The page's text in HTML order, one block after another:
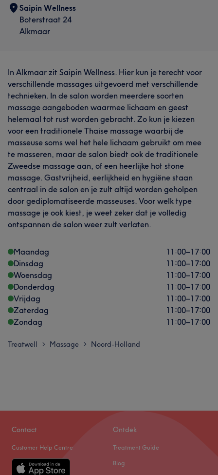
Saipin Wellness
Boterstraat 24
Alkmaar
In Alkmaar zit Saipin Wellness. Hier kun je terecht voor
verschillende massages uitgevoerd met verschillende
technieken. In de salon worden meerdere soorten
massage aangeboden waarmee lichaam en geest
helemaal tot rust worden gebracht. Zo kun je kiezen
voor een traditionele Thaise massage waarbij de
masseuse soms wel het hele lichaam gebruikt om mee
te masseren, maar de salon biedt ook de traditionele
Zweedse massage aan, of een heerlijke hot stone
massage. Gastvrijheid, eerlijkheid en hygiëne staan
centraal in de salon en je zult altijd worden geholpen
door gediplomatiseerde masseuses. Voor welk type
massage je ook kiest, je weet zeker dat je volledig
ontspannen de salon weer zult verlaten.
Maandag 11:00–17:00
Dinsdag
11:00–17:00
Woensdag
11:00–17:00
Donderdag
11:00–17:00
Vrijdag
11:00–17:00
Zaterdag
11:00–17:00
Zondag
11:00–17:00
Treatwell > Massage > Noord-Holland
Contact
Customer Help Centre
Ontdek
Treatment Guide
Blog